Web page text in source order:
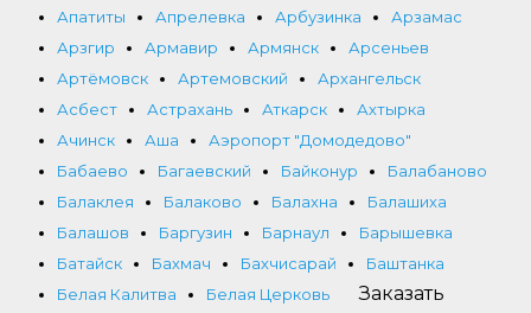
Апатиты
Апрелевка Арбузинка
Арзамас
Арзгир
Армавир Армянск
Арсеньев
Артёмовск
Артемовский
Архангельск
Асбест
Астрахань Аткарск
Ахтырка
Ачинск
Аша
Аэропорт "Домодедово"
Бабаево
Багаевский Байконур
Балабаново
Балаклея
Балаково Балахна
Балашиха
Балашов
Баргузин Барнаул
Барышевка
Батайск
Бахмач Бахчисарай
Баштанка
Белая Калитва
Белая Церковь
Заказать